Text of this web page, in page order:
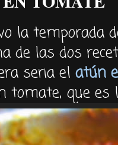
la temporada
de las dos
seria el atún
tomate, que es